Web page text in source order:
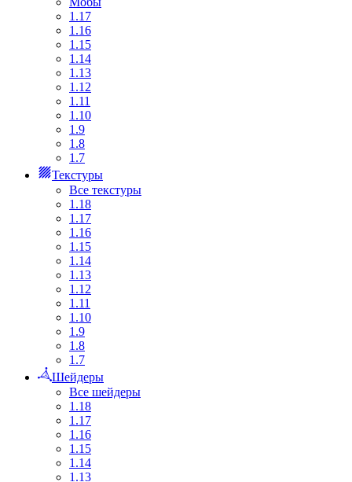
1.17
1.16
1.15
1.14
1.13
1.12
1.11
1.10
1.9
1.8
1.7
Текстуры
Все текстуры
1.18
1.17
1.16
1.15
1.14
1.13
1.12
1.11
1.10
1.9
1.8
1.7
Шейдеры
Все шейдеры
1.18
1.17
1.16
1.15
1.14
1.13